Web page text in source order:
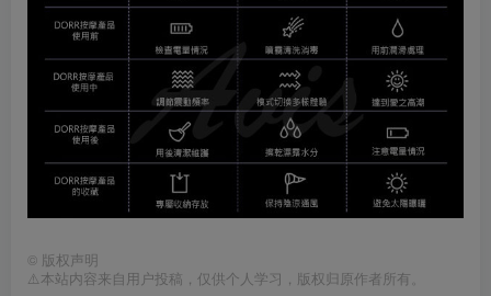
© 版权声明
⚠️本站内容来自用户投稿，仅供个人学习，版权归原作者所有。